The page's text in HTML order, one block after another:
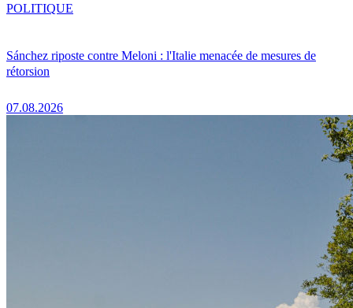
Sánchez riposte contre Meloni : l'Italie menacée de mesures de
rétorsion
07.08.2026
POLITIQUE